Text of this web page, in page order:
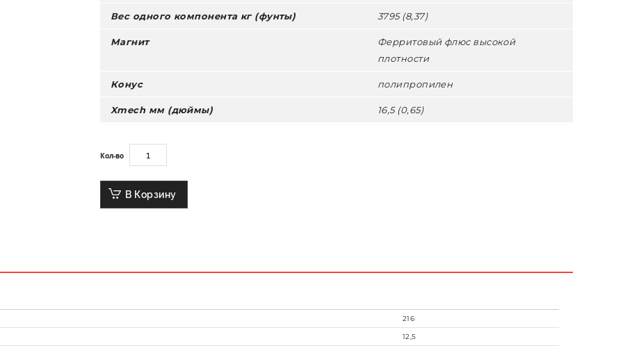
Вес одного компонента кг (фунты) 3795 (8,37)
Магнит
Ферритовый флюс высокой
плотности
Конус полипропилен
Xmech мм (дюймы) 16,5 (0,65)
Кол-во
В Корзину
216
12,5